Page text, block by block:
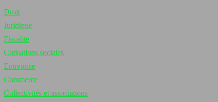
Droit
Juridique
Fiscalité
Cotisations sociales
Entreprise
Commerce
Collectivités et associations